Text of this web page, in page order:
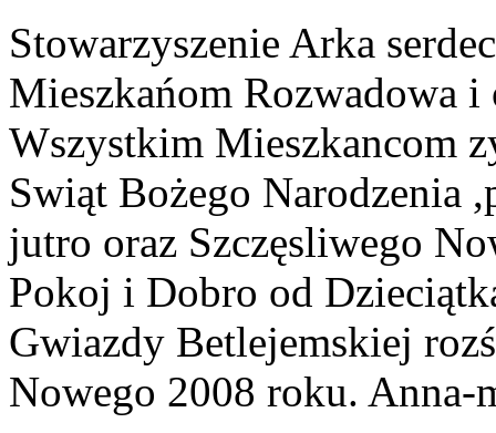
Stowarzyszenie Arka
Mieszkańom Rozwadowa i
Wszystkim Mieszkancom
Swiąt Bożego Narodzenia
jutro oraz Szczęsliwego
Pokoj i Dobro od
Gwiazdy Betlejemskiej
Nowego 2008 roku. Anna-